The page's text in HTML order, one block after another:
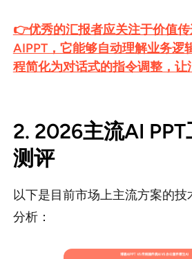
👉优秀的汇报者应关注于价值
AIPPT，它能够自动理解业务逻
程简化为对话式的指令调整，让
2. 2026主流AI
测评
以下是目前市场上主流方案的
分析：